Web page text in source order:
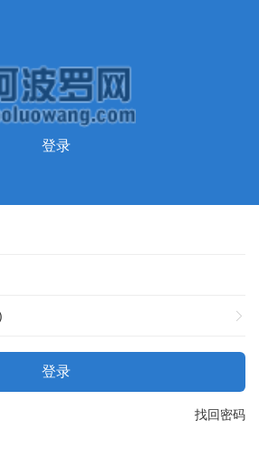
登录
登录
找回密码